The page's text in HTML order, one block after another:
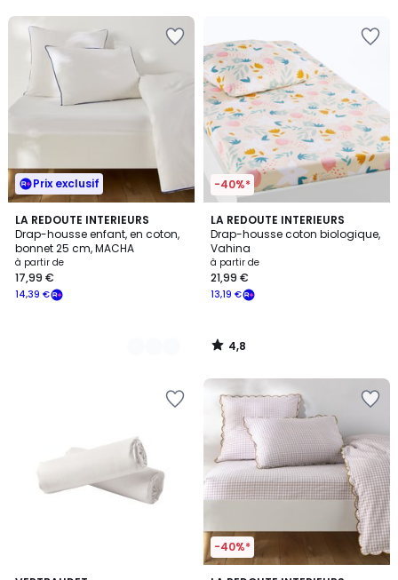
Prix exclusif
LA REDOUTE INTERIEURS
Drap-housse enfant, en coton,
bonnet 25 cm, MACHA
à partir de
14,39 €
17,99 €
6
Couleurs
-40%*
LA REDOUTE INTERIEURS
Drap-housse coton biologique,
Vahina
à partir de
13,19 €
21,99 €
4,8
/ 5
4,8
/
-40%*